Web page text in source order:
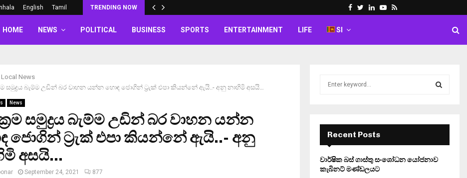
English Tamil TRENDING NOW Facebook
Twitter
LinkedinYoutube
Rss
HOME NEWS POLITICAL BUSINESS SPORTS ENTERTAINMENT LIFE SI
Local News
සමුද්‍රය බැම්ම උඩින් බර වාහන යන්න හොඳ ජොගින් ට‍්‍රැක් එපා කියන්නේ ඇයි..- අනු නාහිමි අසයි…
News
සමුද්‍රය බැම්ම උඩින් බර වාහන යන්න
ජොගින් ට‍්‍රැක් එපා කියන්නේ ඇයි..- අනු
අසයි…
September 24, 2021 877
r
:
E
A
R
Recent Posts
වාර්ෂික බස් ගාස්තු සංශෝධන යෝජනාව
කැබිනට් මණ්ඩලයට